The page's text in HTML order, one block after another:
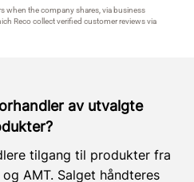
av utvalgte
tilgang til produkter fra
AMT. Salget håndteres